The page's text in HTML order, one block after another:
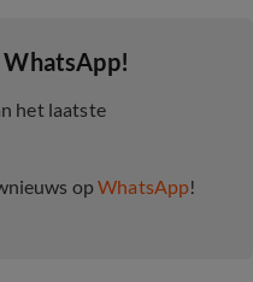
WhatsApp!
het laatste
opWhatsApp!